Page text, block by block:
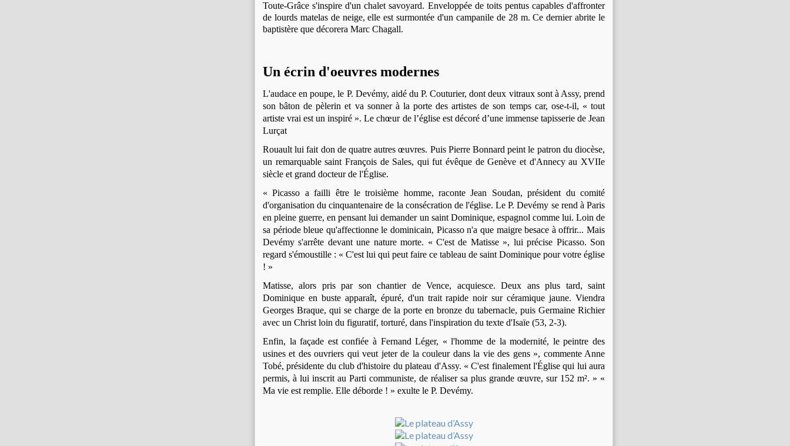
Toute-Grâce s'inspire d'un chalet savoyard. Enveloppée de toits pentus capables d'affronter
de lourds matelas de neige, elle est surmontée d'un campanile de 28 m. Ce dernier abrite le
baptistère que décorera Marc Chagall.
Un écrin d'oeuvres modernes
L'audace en poupe, le P. Devémy, aidé du P. Couturier, dont deux vitraux sont à Assy, prend
son bâton de pèlerin et va sonner à la porte des artistes de son temps car, ose-t-il, « tout
artiste vrai est un inspiré ». Le chœur de l’église est décoré d’une immense tapisserie de Jean
Lurçat
Rouault lui fait don de quatre autres œuvres. Puis Pierre Bonnard peint le patron du diocèse,
un remarquable saint François de Sales, qui fut évêque de Genève et d'Annecy au XVIIe
siècle et grand docteur de l'Église.
« Picasso a failli être le troisième homme, raconte Jean Soudan, président du comité
d'organisation du cinquantenaire de la consécration de l'église. Le P. Devémy se rend à Paris
en pleine guerre, en pensant lui demander un saint Dominique, espagnol comme lui. Loin de
sa période bleue qu'affectionne le dominicain, Picasso n'a que maigre besace à offrir... Mais
Devémy s'arrête devant une nature morte. « C'est de Matisse », lui précise Picasso. Son
regard s'émoustille : « C'est lui qui peut faire ce tableau de saint Dominique pour votre église
! »
Matisse, alors pris par son chantier de Vence, acquiesce. Deux ans plus tard, saint
Dominique en buste apparaît, épuré, d'un trait rapide noir sur céramique jaune. Viendra
Georges Braque, qui se charge de la porte en bronze du tabernacle, puis Germaine Richier
avec un Christ loin du figuratif, torturé, dans l'inspiration du texte d'Isaïe (53, 2-3).
Enfin, la façade est confiée à Fernand Léger, « l'homme de la modernité, le peintre des
usines et des ouvriers qui veut jeter de la couleur dans la vie des gens », commente Anne
Tobé, présidente du club d'histoire du plateau d'Assy. « C'est finalement l'Église qui lui aura
permis, à lui inscrit au Parti communiste, de réaliser sa plus grande œuvre, sur 152 m². » «
Ma vie est remplie. Elle déborde ! » exulte le P. Devémy.